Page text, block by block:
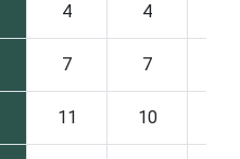
4 4
7 7
11 10